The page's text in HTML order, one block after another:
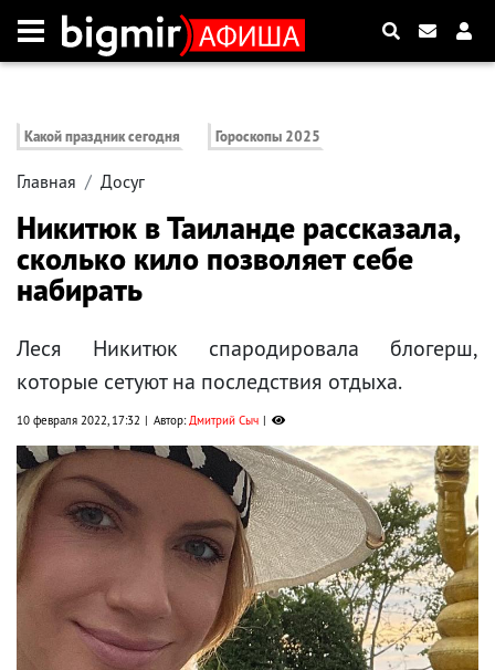
Какой праздник сегодня Гороскопы 2025
Главная Досуг
Никитюк в Таиланде рассказала,
сколько кило позволяет себе
набирать
Леся Никитюк спародировала блогерш,
которые сетуют на последствия отдыха.
10 февраля 2022, 17:32 Автор:Дмитрий Сыч